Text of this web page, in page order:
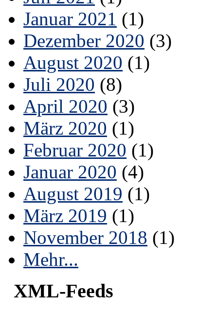
Januar 2021 (1)
Dezember 2020 (3)
August 2020 (1)
Juli 2020 (8)
April 2020 (3)
März 2020 (1)
Februar 2020 (1)
Januar 2020 (4)
August 2019 (1)
März 2019 (1)
November 2018 (1)
Mehr...
XML-Feeds